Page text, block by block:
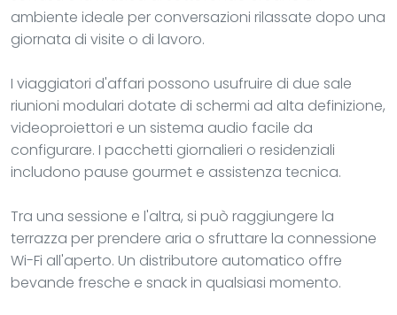
ambiente ideale per conversazioni rilassate dopo una
giornata di visite o di lavoro.
I viaggiatori d'affari possono usufruire di due sale
riunioni modulari dotate di schermi ad alta definizione,
videoproiettori e un sistema audio facile da
configurare. I pacchetti giornalieri o residenziali
includono pause gourmet e assistenza tecnica.
Tra una sessione e l'altra, si può raggiungere la
terrazza per prendere aria o sfruttare la connessione
Wi-Fi all'aperto. Un distributore automatico offre
bevande fresche e snack in qualsiasi momento.